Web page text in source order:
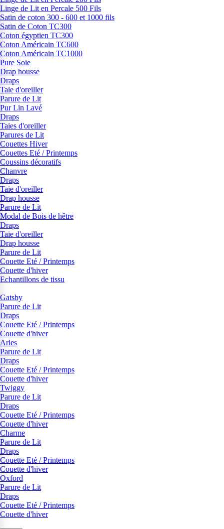
Linge de Lit en Percale 500 Fils
Satin de coton 300 - 600 et 1000 fils
Satin de Coton TC300
Coton égyptien TC300
Coton Américain TC600
Coton Américain TC1000
Pure Soie
Drap housse
Draps
Taie d'oreiller
Parure de Lit
Pur Lin Lavé
Draps
Taies d'oreiller
Parures de Lit
Couettes Hiver
Couettes Eté / Printemps
Coussins décoratifs
Chanvre
Draps
Taie d'oreiller
Drap housse
Parure de Lit
Modal de Bois de hêtre
Draps
Taie d'oreiller
Drap housse
Parure de Lit
Couette Eté / Printemps
Couette d'hiver
Echantillons de tissu
Gatsby
Parure de Lit
Draps
Couette Eté / Printemps
Couette d'hiver
Arles
Parure de Lit
Draps
Couette Eté / Printemps
Couette d'hiver
Twiggy
Parure de Lit
Draps
Couette Eté / Printemps
Couette d'hiver
Charme
Parure de Lit
Draps
Couette Eté / Printemps
Couette d'hiver
Oxford
Parure de Lit
Draps
Couette Eté / Printemps
Couette d'hiver